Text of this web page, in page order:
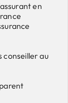
en
conseiller au